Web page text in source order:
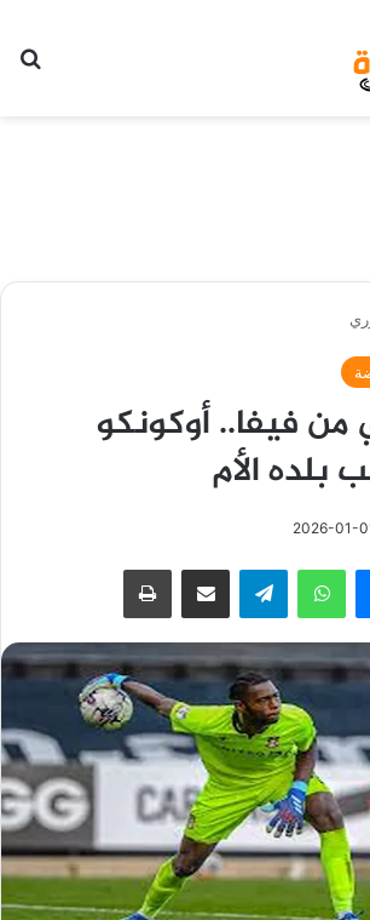
من فيفا.. أوكونكو
بلده الأم
2026-01-
ماسنجر واتساب تيلقرام مشاركة عبر البريد طباعة